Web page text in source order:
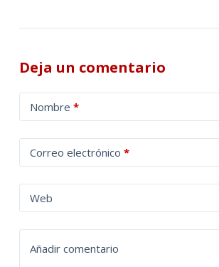
Deja un comentario
Nombre *
Correo electrónico *
Web
Añadir comentario
l
t
a
t